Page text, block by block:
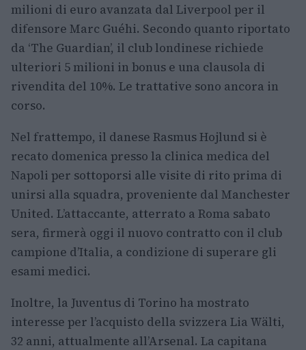
milioni di euro avanzata dal Liverpool per il
difensore Marc Guéhi. Secondo quanto riportato
da ‘The Guardian’, il club londinese richiede
ulteriori 5 milioni in bonus e una clausola di
rivendita del 10%. Le trattative sono ancora in
corso.
Nel frattempo, il danese Rasmus Hojlund si è
recato domenica presso la clinica medica del
Napoli per sottoporsi alle visite di rito prima di
unirsi alla squadra, proveniente dal Manchester
United. L’attaccante, atterrato a Roma sabato
sera, firmerà oggi il nuovo contratto con il club
campione d’Italia, a condizione di superare gli
esami medici.
Inoltre, la Juventus di Torino ha mostrato
interesse per l’acquisto della svizzera Lia Wälti,
32 anni, attualmente all’Arsenal. La capitana